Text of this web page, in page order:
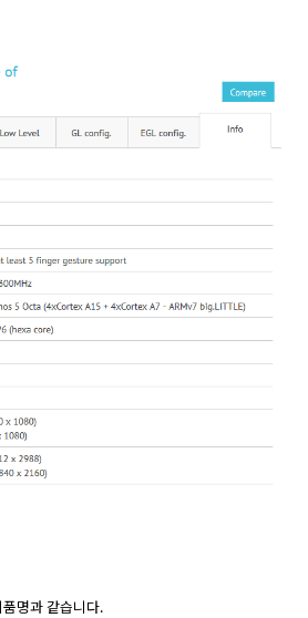
명과 같습니다.